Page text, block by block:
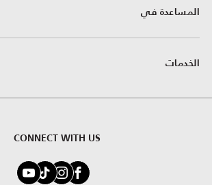
المساعدة في
الخدمات
CONNECT WITH US